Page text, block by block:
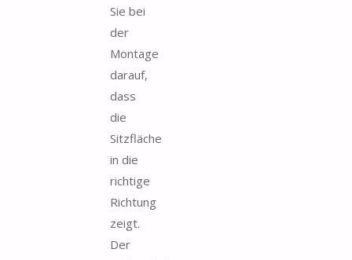
Sie bei
der
Montage
darauf,
dass
die
Sitzfläche
in die
richtige
Richtung
zeigt.
Der